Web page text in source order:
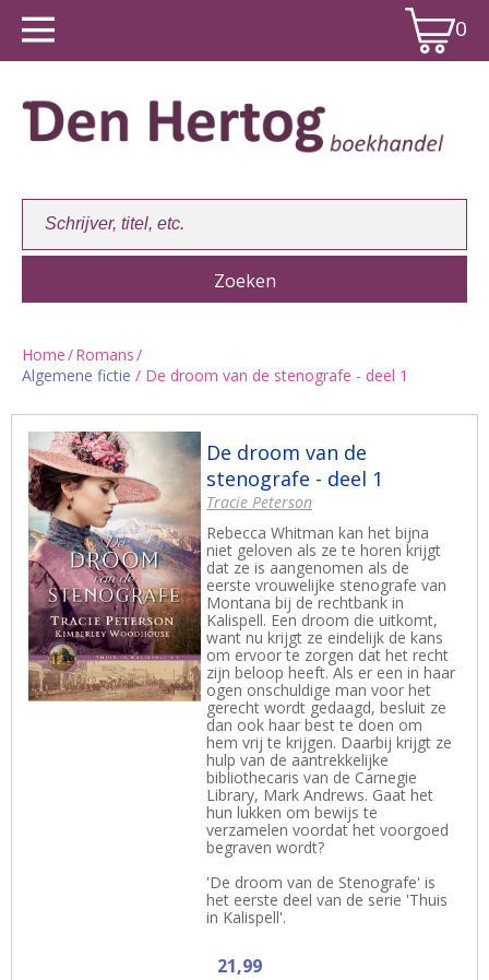
0
Winkelwagen:
Home/Romans/
Algemene fictie / De droom van de stenografe - deel 1
De droom van de
stenografe - deel 1
Tracie Peterson
Rebecca Whitman kan het bijna
niet geloven als ze te horen krijgt
dat ze is aangenomen als de
eerste vrouwelijke stenografe van
Montana bij de rechtbank in
Kalispell. Een droom die uitkomt,
want nu krijgt ze eindelijk de kans
om ervoor te zorgen dat het recht
zijn beloop heeft. Als er een in haar
ogen onschuldige man voor het
gerecht wordt gedaagd, besluit ze
dan ook haar best te doen om
hem vrij te krijgen. Daarbij krijgt ze
hulp van de aantrekkelijke
bibliothecaris van de Carnegie
Library, Mark Andrews. Gaat het
hun lukken om bewijs te
verzamelen voordat het voorgoed
begraven wordt?
'De droom van de Stenografe' is
het eerste deel van de serie 'Thuis
in Kalispell'.
21,99